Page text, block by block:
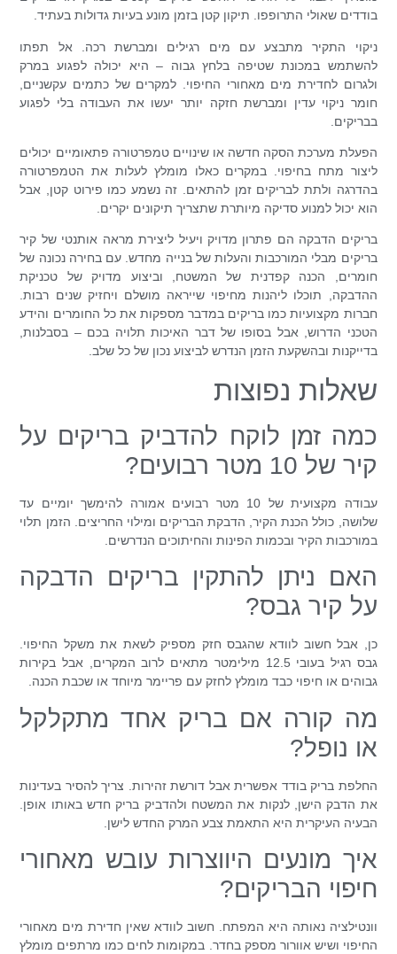
בודדים שאולי התרופפו. תיקון קטן בזמן מונע בעיות גדולות בעתיד.
ניקוי התקיר מתבצע עם מים רגילים ומברשת רכה. אל תפתו
להשתמש במכונת שטיפה בלחץ גבוה – היא יכולה לפגוע במרק
ולגרום לחדירת מים מאחורי החיפוי. למקרים של כתמים עקשניים,
חומר ניקוי עדין ומברשת חזקה יותר יעשו את העבודה בלי לפגוע
בבריקים.
הפעלת מערכת הסקה חדשה או שינויים טמפרטורה פתאומיים יכולים
ליצור מתח בחיפוי. במקרים כאלו מומלץ לעלות את הטמפרטורה
בהדרגה ולתת לבריקים זמן להתאים. זה נשמע כמו פירוט קטן, אבל
הוא יכול למנוע סדיקה מיותרת שתצריך תיקונים יקרים.
בריקים הדבקה הם פתרון מדויק ויעיל ליצירת מראה אותנטי של קיר
בריקים מבלי המורכבות והעלות של בנייה מחדש. עם בחירה נכונה של
חומרים, הכנה קפדנית של המשטח, וביצוע מדויק של טכניקת
ההדבקה, תוכלו ליהנות מחיפוי שייראה מושלם ויחזיק שנים רבות.
חברות מקצועיות כמו בריקים במדבר מספקות את כל החומרים והידע
הטכני הדרוש, אבל בסופו של דבר האיכות תלויה בכם – בסבלנות,
בדייקנות ובהשקעת הזמן הנדרש לביצוע נכון של כל שלב.
שאלות נפוצות
כמה זמן לוקח להדביק בריקים על
קיר של 10 מטר רבועים?
עבודה מקצועית של 10 מטר רבועים אמורה להימשך יומיים עד
שלושה, כולל הכנת הקיר, הדבקת הבריקים ומילוי החריצים. הזמן תלוי
במורכבות הקיר ובכמות הפינות והחיתוכים הנדרשים.
האם ניתן להתקין בריקים הדבקה
על קיר גבס?
כן, אבל חשוב לוודא שהגבס חזק מספיק לשאת את משקל החיפוי.
גבס רגיל בעובי 12.5 מילימטר מתאים לרוב המקרים, אבל בקירות
גבוהים או חיפוי כבד מומלץ לחזק עם פריימר מיוחד או שכבת הכנה.
מה קורה אם בריק אחד מתקלקל
או נופל?
החלפת בריק בודד אפשרית אבל דורשת זהירות. צריך להסיר בעדינות
את הדבק הישן, לנקות את המשטח ולהדביק בריק חדש באותו אופן.
הבעיה העיקרית היא התאמת צבע המרק החדש לישן.
איך מונעים היווצרות עובש מאחורי
חיפוי הבריקים?
וונטילציה נאותה היא המפתח. חשוב לוודא שאין חדירת מים מאחורי
החיפוי ושיש אוורור מספק בחדר. במקומות לחים כמו מרתפים מומלץ